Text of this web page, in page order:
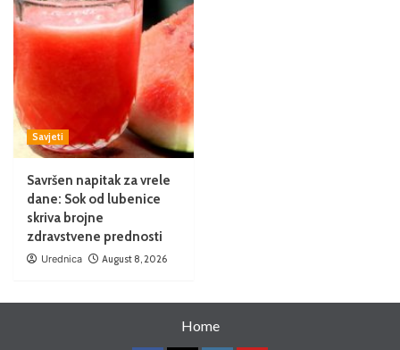
Savjeti
Savršen napitak za vrele
dane: Sok od lubenice
skriva brojne
zdravstvene prednosti
Urednica August 8, 2026
Home